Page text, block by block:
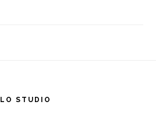
LO STUDIO